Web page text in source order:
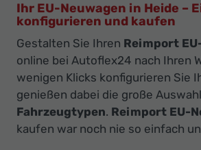
Ihr EU-Neuwagen in Heide –
konfigurieren und kaufen
Gestalten Sie Ihren Reimport
online bei Autoflex24 nach Ihren
wenigen Klicks konfigurieren Sie
genießen dabei die große
Fahrzeugtypen. Reimport EU-
kaufen war noch nie so einfach